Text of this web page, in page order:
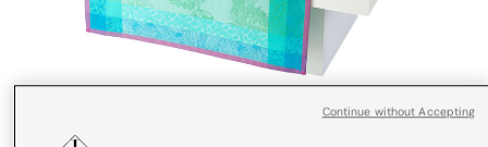
Continue without Accepting